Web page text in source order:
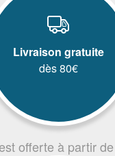
Livraison gratuite
dès 80€
offerte à partir